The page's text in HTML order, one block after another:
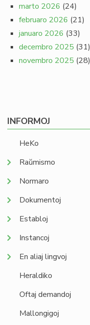
marto 2026 (24)
februaro 2026 (21)
januaro 2026 (33)
decembro 2025 (31)
novembro 2025 (28)
INFORMOJ
HeKo
Raŭmismo
Normaro
Dokumentoj
Establoj
Instancoj
En aliaj lingvoj
Heraldiko
Oftaj demandoj
Mallongigoj